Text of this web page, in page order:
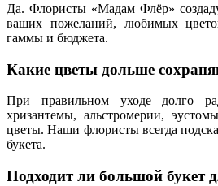
Да. Флористы «Мадам Флёр»
ваших пожеланий, любимых
гаммы и бюджета.
Какие цветы дольше
При правильном уходе долго
хризантемы, альстромерии,
цветы. Наши флористы всегда
букета.
Подходит ли большой букет